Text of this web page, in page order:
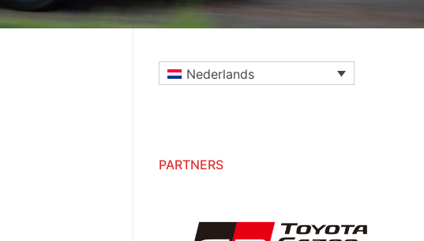
Nederlands
PARTNERS